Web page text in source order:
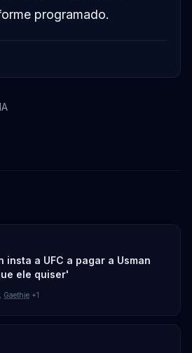
programado.
insta a UFC a pagar a Usman
ele quiser'
Gaethje +1